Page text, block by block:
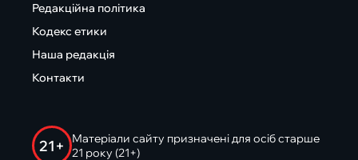
Редакційна політика
Кодекс етики
Наша редакція
Контакти
21+
Матеріали сайту призначені для осіб старше
21 року (21+)